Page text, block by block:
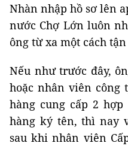
Nhàn nhập hồ sơ lên
nước Chợ Lớn luôn
ông từ xa một cách
Nếu như trước đây,
hoặc nhân viên công
hàng cung cấp 2
hàng ký tên, thì nay
sau khi nhân viên